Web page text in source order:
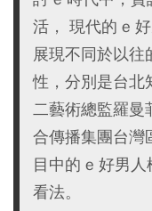
活， 現代的 e
展現不同於以
性，分別是台北
二藝術總監羅曼
合傳播集團台灣
目中的 e 好男
看法。